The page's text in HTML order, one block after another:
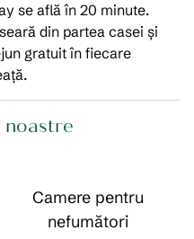
se află în 20 minute.
din partea casei și
gratuit în fiecare
noastre
Camere pentru
nefumători